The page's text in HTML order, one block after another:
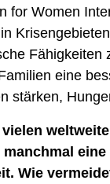
for Women
Fähigkeiten
eine
stärken,
eine
Wie